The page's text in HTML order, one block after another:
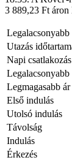
3 889,23 Ft áron
Legalacsonyabb
Utazás
Napi csatlakozás
Legalacsonyabb
Legmagasabb ár
Első indulás
Utolsó indulás
Távolság
Indulás
Érkezés